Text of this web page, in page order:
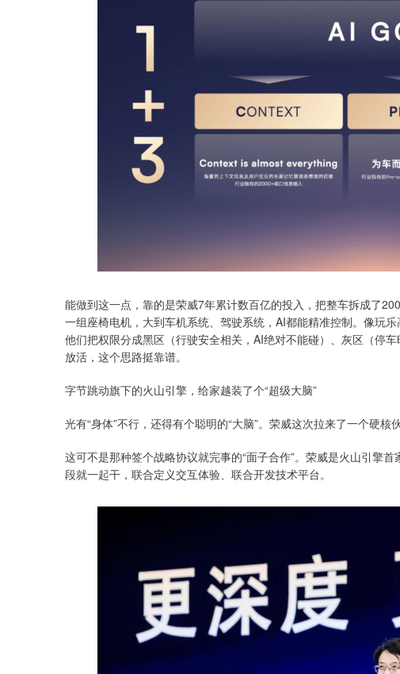
能做到这一点，靠的是荣威7年累计数百亿的投入，把整车拆成了
一组座椅电机，大到车机系统、驾驶系统，AI都能精准控制。像玩
他们把权限分成黑区（行驶安全相关，AI绝对不能碰）、灰区（停
放活，这个思路挺靠谱。
字节跳动旗下的火山引擎，给家越装了个“超级大脑”
光有“身体”不行，还得有个聪明的“大脑”。荣威这次拉来了一个硬
这可不是那种签个战略协议就完事的“面子合作”。荣威是火山引擎
段就一起干，联合定义交互体验、联合开发技术平台。